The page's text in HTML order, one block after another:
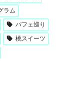
ラム
パフェ巡り
桃スイーツ